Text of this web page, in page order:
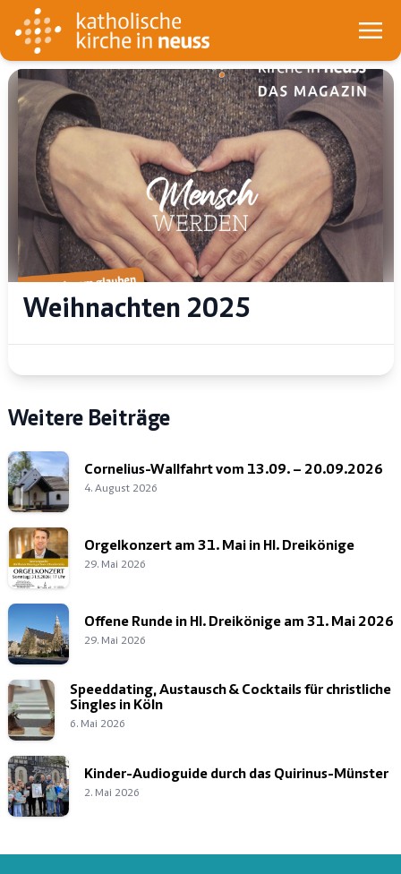
Weihnachten 2025
Weitere Beiträge
Cornelius-Wallfahrt vom 13.09. – 20.09.2026
4. August 2026
Orgelkonzert am 31. Mai in Hl. Dreikönige
29. Mai 2026
Offene Runde in Hl. Dreikönige am 31. Mai 2026
29. Mai 2026
Speeddating, Austausch & Cocktails für christliche
Singles in Köln
6. Mai 2026
Kinder-Audioguide durch das Quirinus-Münster
2. Mai 2026